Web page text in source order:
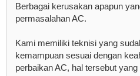
Berbagai kerusakan apapun
permasalahan AC.
Kami memiliki teknisi yang
kemampuan sesuai dengan
perbaikan AC, hal tersebut